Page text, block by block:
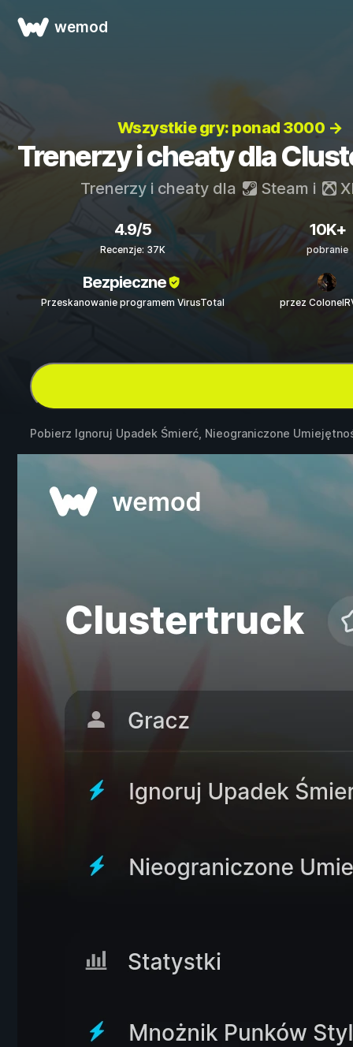
wemod
Wszystkie gry: ponad 3000 →
Trenerzy i cheaty dla
Trenerzy i cheaty dla Steam i
4.9/5
Recenzje: 37K
10K+
pobranie
Bezpieczne
Przeskanowanie programem VirusTotal przez
Pobierz Ignoruj Upadek Śmierć, Nieograniczone